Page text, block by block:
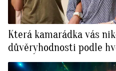
Která kamarádka vás
důvěryhodnosti podle